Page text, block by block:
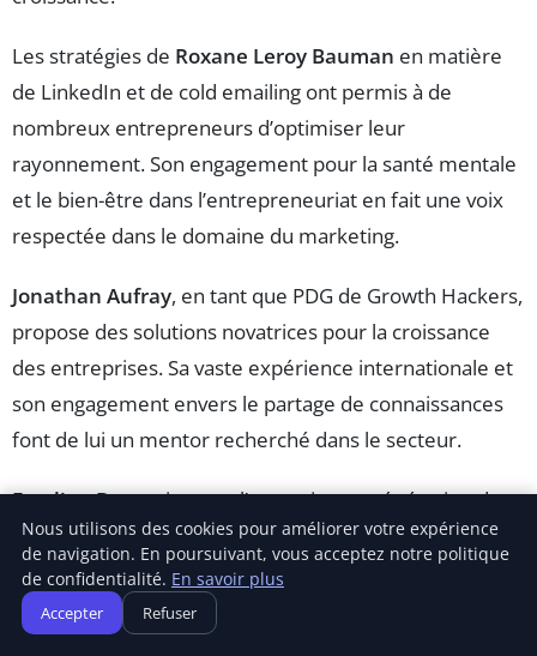
Les stratégies de Roxane Leroy Bauman en matière
de LinkedIn et de cold emailing ont permis à de
nombreux entrepreneurs d’optimiser leur
rayonnement. Son engagement pour la santé mentale
et le bien-être dans l’entrepreneuriat en fait une voix
respectée dans le domaine du marketing.
Jonathan Aufray, en tant que PDG de Growth Hackers,
propose des solutions novatrices pour la croissance
des entreprises. Sa vaste expérience internationale et
son engagement envers le partage de connaissances
font de lui un mentor recherché dans le secteur.
Emeline Desertincarne l’expertise en génération de
prospects B2B. Ses audits marketing basés sur les
données ont aidé un grand nombre d’entreprises à
maximiser leur potentiel, et son contenu se concentre
sur des stratégies réalisables qui apportent des
Nous utilisons des cookies pour améliorer votre expérience
de navigation. En poursuivant, vous acceptez notre politique
de confidentialité. En savoir plus
Accepter Refuser